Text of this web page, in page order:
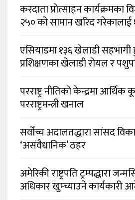
करदाता प्रोत्साहन कार्यक्रमका
२५० को सामान खरिद गरेकालाई
एसियाडमा १३६ खेलाडी सहभागी
प्रशिक्षणका खेलाडी रोयल र
परराष्ट्र नीतिको केन्द्रमा आर्थिक
परराष्ट्रमन्त्री खनाल
सर्वोच्च अदालतद्धारा सांसद
‘असंवैधानिक’ ठहर
अमेरिकी राष्ट्रपति ट्रम्पद्धारा
अधिकार खुम्च्याउने कार्यकारी